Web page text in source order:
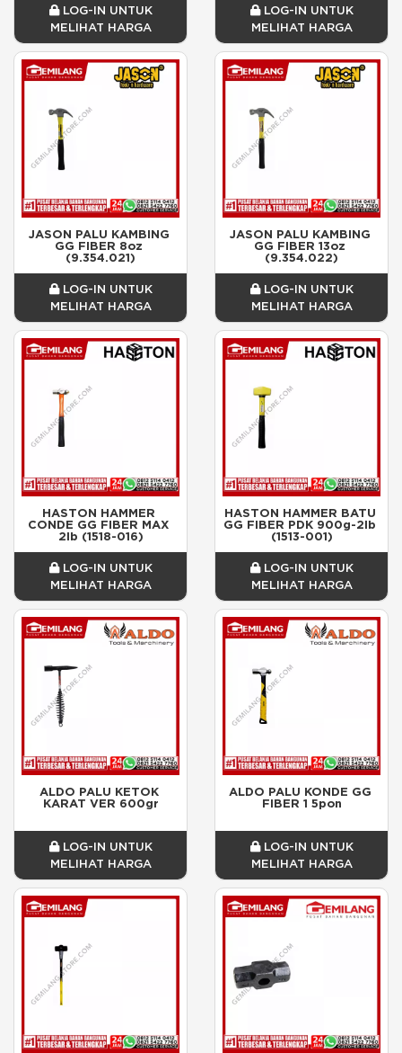
LOG-IN UNTUK
MELIHAT HARGA
LOG-IN UNTUK
MELIHAT HARGA
JASON PALU KAMBING
GG FIBER 8oz
(9.354.021)
LOG-IN UNTUK
MELIHAT HARGA
JASON PALU KAMBING
GG FIBER 13oz
(9.354.022)
LOG-IN UNTUK
MELIHAT HARGA
HASTON HAMMER
CONDE GG FIBER MAX
2lb (1518-016)
LOG-IN UNTUK
MELIHAT HARGA
HASTON HAMMER BATU
GG FIBER PDK 900g-2lb
(1513-001)
LOG-IN UNTUK
MELIHAT HARGA
ALDO PALU KETOK
KARAT VER 600gr
LOG-IN UNTUK
MELIHAT HARGA
ALDO PALU KONDE GG
FIBER 1 5pon
LOG-IN UNTUK
MELIHAT HARGA